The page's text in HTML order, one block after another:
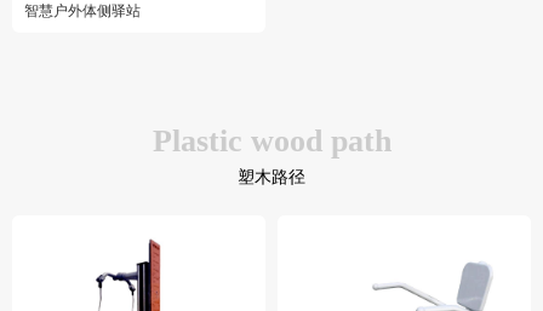
智慧户外体侧驿站
Plastic wood path
塑木路径